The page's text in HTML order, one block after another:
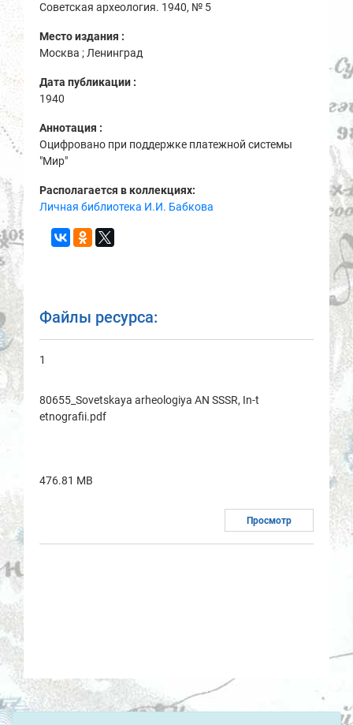
Советская археология. 1940, № 5
Место издания :
Москва ; Ленинград
Дата публикации :
1940
Аннотация :
Оцифровано при поддержке платежной системы
"Мир"
Располагается в коллекциях:
Личная библиотека И.И. Бабкова
Файлы ресурса:
1
80655_Sovetskaya arheologiya AN SSSR, In-t
etnografii.pdf
476.81 MB
Просмотр